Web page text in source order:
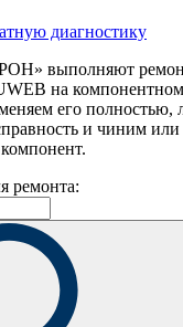
диагностику
выполняют
на
его полностью,
и чиним или
ремонта: